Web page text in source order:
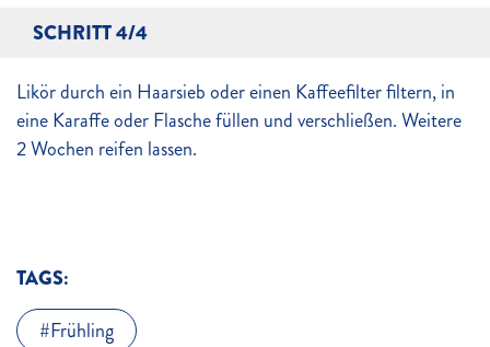
SCHRITT 4/4
Likör durch ein Haarsieb oder einen Kaffeefilter filtern, in
eine Karaffe oder Flasche füllen und verschließen. Weitere
2 Wochen reifen lassen.
TAGS:
Frühling